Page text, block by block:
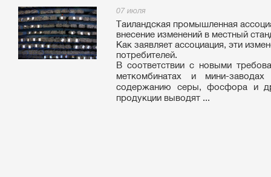
07 июля
Таиландская промышленная
внесение изменений в местный
Как заявляет ассоциация, эти
потребителей.
В соответствии с новыми
меткомбинатах и мини-
содержанию серы, фосфора и
продукции выводят ...